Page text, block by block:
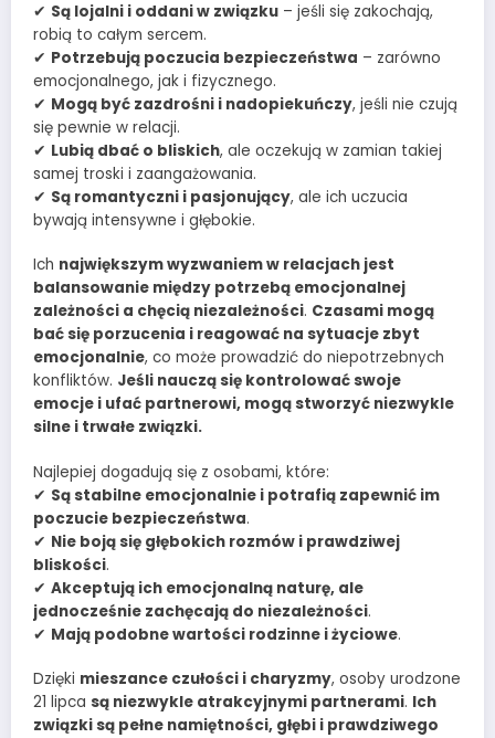
✔ Są lojalni i oddani w związku – jeśli się zakochają,
robią to całym sercem.
✔ Potrzebują poczucia bezpieczeństwa – zarówno
emocjonalnego, jak i fizycznego.
✔ Mogą być zazdrośni i nadopiekuńczy, jeśli nie czują
się pewnie w relacji.
✔ Lubią dbać o bliskich, ale oczekują w zamian takiej
samej troski i zaangażowania.
✔ Są romantyczni i pasjonujący, ale ich uczucia
bywają intensywne i głębokie.
Ich największym wyzwaniem w relacjach jest
balansowanie między potrzebą emocjonalnej
zależności a chęcią niezależności. Czasami mogą
bać się porzucenia i reagować na sytuacje zbyt
emocjonalnie, co może prowadzić do niepotrzebnych
konfliktów. Jeśli nauczą się kontrolować swoje
emocje i ufać partnerowi, mogą stworzyć niezwykle
silne i trwałe związki.
Najlepiej dogadują się z osobami, które:
✔ Są stabilne emocjonalnie i potrafią zapewnić im
poczucie bezpieczeństwa.
✔ Nie boją się głębokich rozmów i prawdziwej
bliskości.
✔ Akceptują ich emocjonalną naturę, ale
jednocześnie zachęcają do niezależności.
✔ Mają podobne wartości rodzinne i życiowe.
Dzięki mieszance czułości i charyzmy, osoby urodzone
21 lipca są niezwykle atrakcyjnymi partnerami. Ich
związki są pełne namiętności, głębi i prawdziwego